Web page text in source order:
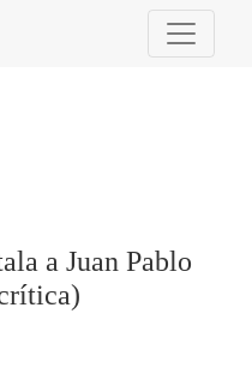
Pablo Forner (nueva
a Juan Pablo